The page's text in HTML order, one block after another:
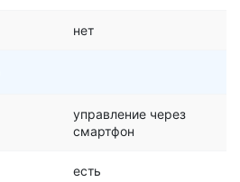
нет
управление через
смартфон
есть